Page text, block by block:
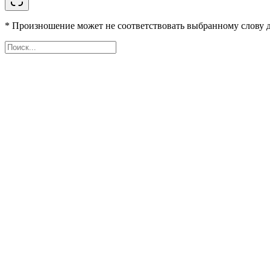
* Произношение может не соответствовать выбранному слову